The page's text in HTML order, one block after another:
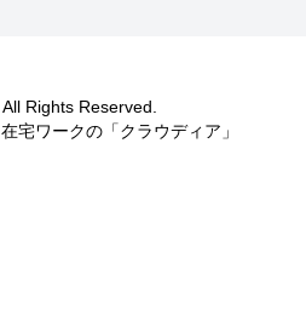
Rights Reserved.
宅ワークの「クラウディア」